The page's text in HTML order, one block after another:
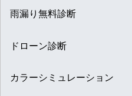
雨漏り無料診断
ドローン診断
カラーシミュレーション